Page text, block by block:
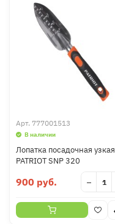
Арт. 777001513
В наличии
Лопатка посадочная узкая
PATRIOT SNP 320
900 руб. −